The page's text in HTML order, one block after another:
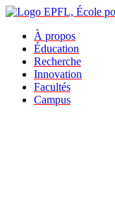
À propos
Éducation
Recherche
Innovation
Facultés
Campus